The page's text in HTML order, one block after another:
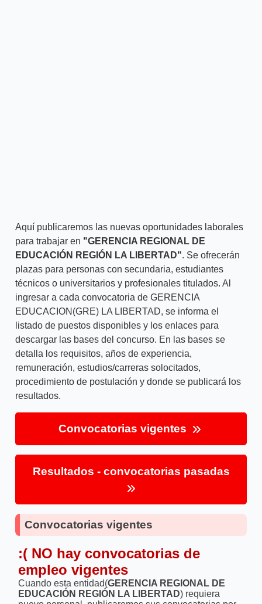
Aquí publicaremos las nuevas oportunidades laborales
para trabajar en "GERENCIA REGIONAL DE
EDUCACIÓN REGIÓN LA LIBERTAD". Se ofrecerán
plazas para personas con secundaria, estudiantes
técnicos o universitarios y profesionales titulados. Al
ingresar a cada convocatoria de GERENCIA
EDUCACION(GRE) LA LIBERTAD, se informa el
listado de puestos disponibles y los enlaces para
descargar las bases del concurso. En las bases se
detalla los requisitos, años de experiencia,
remuneración, estudios/carreras solocitados,
procedimiento de postulación y donde se publicará los
resultados.
Convocatorias vigentes
Resultados - convocatorias pasadas
Convocatorias vigentes
:( NO hay convocatorias de
empleo vigentes
Cuando esta entidad(GERENCIA REGIONAL DE
EDUCACIÓN REGIÓN LA LIBERTAD) requiera